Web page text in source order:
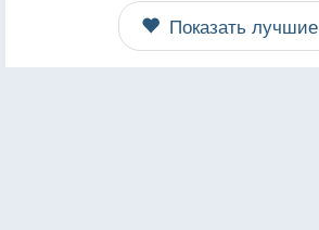
Показать лучшие